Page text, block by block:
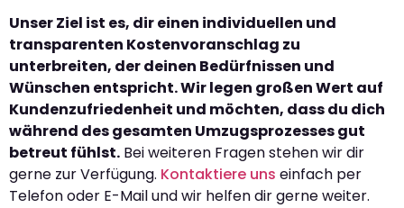
Unser Ziel ist es, dir einen individuellen und
transparenten Kostenvoranschlag zu
unterbreiten, der deinen Bedürfnissen und
Wünschen entspricht. Wir legen großen Wert auf
Kundenzufriedenheit und möchten, dass du dich
während des gesamten Umzugsprozesses gut
betreut fühlst. Bei weiteren Fragen stehen wir dir
gerne zur Verfügung. Kontaktiere uns einfach per
Telefon oder E-Mail und wir helfen dir gerne weiter.